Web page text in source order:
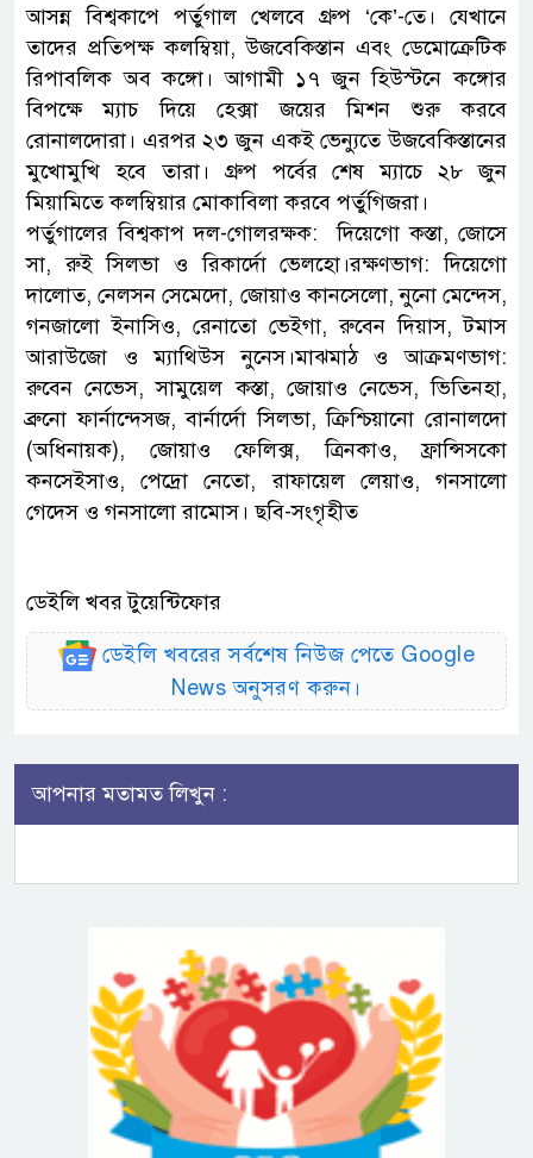
আসন্ন বিশ্বকাপে পর্তুগাল খেলবে গ্রুপ ‘কে’-তে। যেখানে
তাদের প্রতিপক্ষ কলম্বিয়া, উজবেকিস্তান এবং ডেমোক্রেটিক
রিপাবলিক অব কঙ্গো। আগামী ১৭ জুন হিউস্টনে কঙ্গোর
বিপক্ষে ম্যাচ দিয়ে হেক্সা জয়ের মিশন শুরু করবে
রোনালদোরা। এরপর ২৩ জুন একই ভেন্যুতে উজবেকিস্তানের
মুখোমুখি হবে তারা। গ্রুপ পর্বের শেষ ম্যাচে ২৮ জুন
মিয়ামিতে কলম্বিয়ার মোকাবিলা করবে পর্তুগিজরা।
পর্তুগালের বিশ্বকাপ দল-গোলরক্ষক: দিয়েগো কস্তা, জোসে
সা, রুই সিলভা ও রিকার্দো ভেলহো।রক্ষণভাগ: দিয়েগো
দালোত, নেলসন সেমেদো, জোয়াও কানসেলো, নুনো মেন্দেস,
গনজালো ইনাসিও, রেনাতো ভেইগা, রুবেন দিয়াস, টমাস
আরাউজো ও ম্যাথিউস নুনেস।মাঝমাঠ ও আক্রমণভাগ:
রুবেন নেভেস, সামুয়েল কস্তা, জোয়াও নেভেস, ভিতিনহা,
ব্রুনো ফার্নান্দেসজ, বার্নার্দো সিলভা, ক্রিশ্চিয়ানো রোনালদো
(অধিনায়ক), জোয়াও ফেলিক্স, ত্রিনকাও, ফ্রান্সিসকো
কনসেইসাও, পেদ্রো নেতো, রাফায়েল লেয়াও, গনসালো
গেদেস ও গনসালো রামোস। ছবি-সংগৃহীত
ডেইলি খবর টুয়েন্টিফোর
ডেইলি খবরের সর্বশেষ নিউজ পেতে Google
News অনুসরণ করুন।
আপনার মতামত লিখুন :